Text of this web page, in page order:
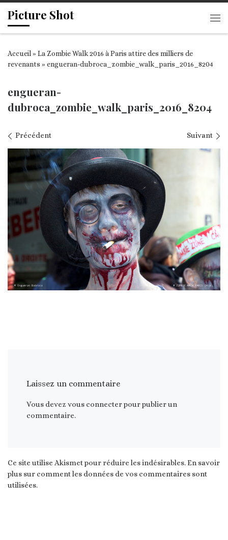
Passer au contenu
Picture Shot
Accueil» La Zombie Walk 2016 à Paris attire des milliers de
revenants » engueran-dubroca_zombie_walk_paris_2016_8204
engueran-
dubroca_zombie_walk_paris_2016_8204
Navigation des images
Précédent Suivant
Laissez un commentaire
Vous devez vous connecterpour publier un
commentaire.
Ce site utilise Akismet pour réduire les indésirables.En savoir
plus sur comment les données de vos commentaires sont
utilisées.